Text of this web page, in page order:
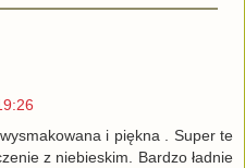
i piękna . Super te
z niebieskim. Bardzo ładnie